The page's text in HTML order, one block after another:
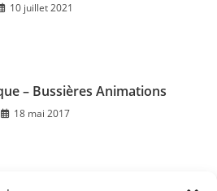
10 juillet 2021
– Bussières Animations
18 mai 2017